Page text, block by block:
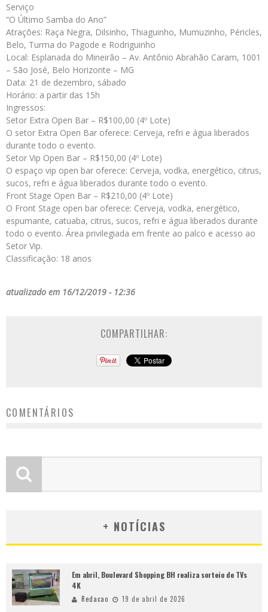
Serviço
“O Último Samba do Ano”
Atrações: Raça Negra, Dilsinho, Thiaguinho, Mumuzinho, Péricles,
Belo, Turma do Pagode e Rodriguinho
Local: Esplanada do Mineirão – Av. Antônio Abrahão Caram, 1001
– São José, Belo Horizonte – MG
Data: 21 de dezembro, sábado
Horário: a partir das 15h
Ingressos:
Setor Extra Open Bar – R$100,00 (4º Lote)
O setor Extra Open Bar oferece: Cerveja, refri e água liberados
durante todo o evento.
Setor Vip Open Bar – R$150,00 (4º Lote)
O espaço vip open bar oferece: Cerveja, vodka, energético, citrus,
sucos, refri e água liberados durante todo o evento.
Front Stage Open Bar – R$210,00 (4º Lote)
O Front Stage open bar oferece: Cerveja, vodka, energético,
espumante, catuaba, citrus, sucos, refri e água liberados durante
todo o evento. Área privilegiada em frente ao palco e acesso ao
Setor Vip.
Classificação: 18 anos
atualizado em 16/12/2019 - 12:36
COMPARTILHAR:
COMENTÁRIOS
+ NOTÍCIAS
Em abril, Boulevard Shopping BH realiza sorteio de TVs
4K
Redacao 19 de abril de 2026